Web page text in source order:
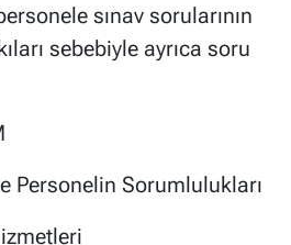
sınav sorularının
sebebiyle ayrıca soru
Personelin Sorumlulukları